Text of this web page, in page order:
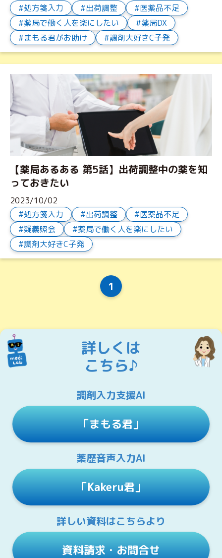
処方箋入力
出荷調整
医薬品不足
薬局で働く人を楽にしたい
薬局DX
まもる君がお助け
調剤大好きC子発
【薬局あるある 第5話】出荷調整中の薬を知
っておきたい
2023/10/02
処方箋入力
出荷調整
医薬品不足
疑義照会
薬局で働く人を楽にしたい
調剤大好きC子発
1
詳しくは
こちら♪
調剤入力支援AI
「まもる君」
薬歴音声入力AI
「Kakeru君」
詳しい資料はこちらより
資料請求・お問合せ